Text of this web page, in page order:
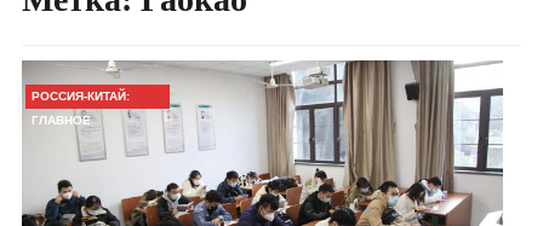
РОССИЯ-КИТАЙ:
ГЛАВНОЕ